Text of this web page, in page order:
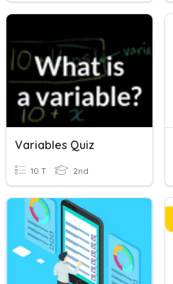
Variables Quiz
10 T 2nd